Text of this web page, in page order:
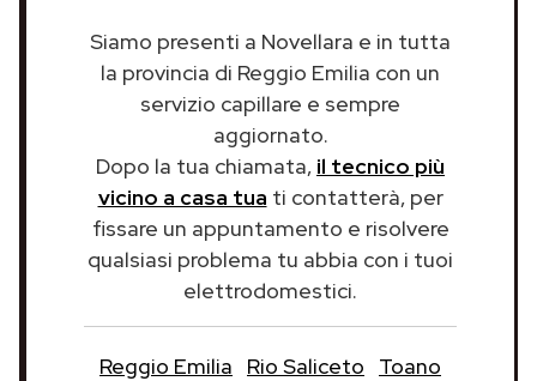
Siamo presenti a Novellara e in tutta
la provincia di Reggio Emilia con un
servizio capillare e sempre
aggiornato.
Dopo la tua chiamata, il tecnico più
vicino a casa tua ti contatterà, per
fissare un appuntamento e risolvere
qualsiasi problema tu abbia con i tuoi
elettrodomestici.
Reggio Emilia Rio Saliceto
Toano